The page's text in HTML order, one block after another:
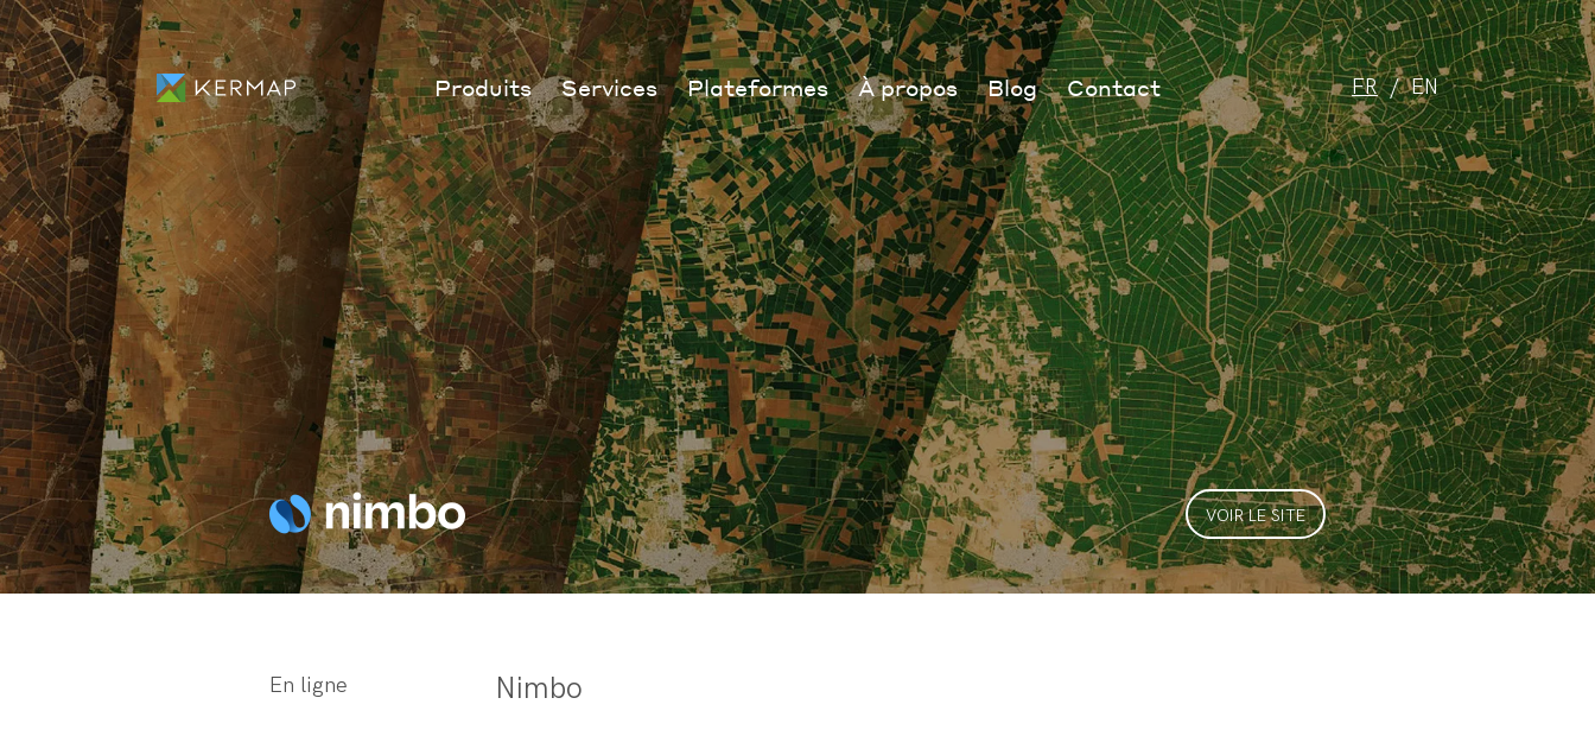
Produits
Détection de
changements
Services
Agriculture
Environnement
Urbanisme
Plateformes
Nimbo
Nos Villes Vertes
À propos Blog Contact FR EN
VOIR LE SITE
En ligne Nimbo